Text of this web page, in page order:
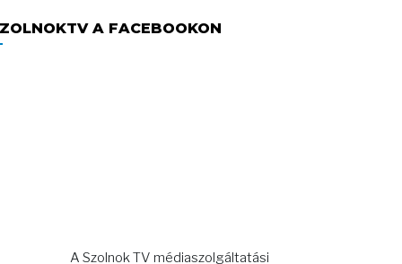
A FACEBOOKON
A Szolnok TV médiaszolgáltatási